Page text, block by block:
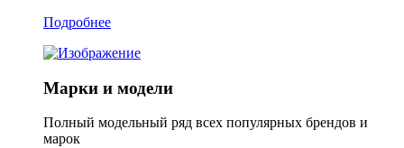
Подробнее
Марки и модели
Полный модельный ряд всех популярных брендов и
марок